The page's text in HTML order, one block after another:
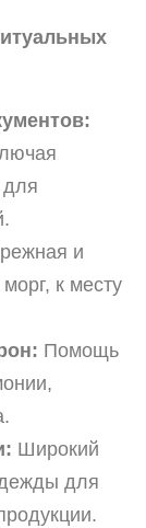
для
и
к месту
Помощь
Широкий
для